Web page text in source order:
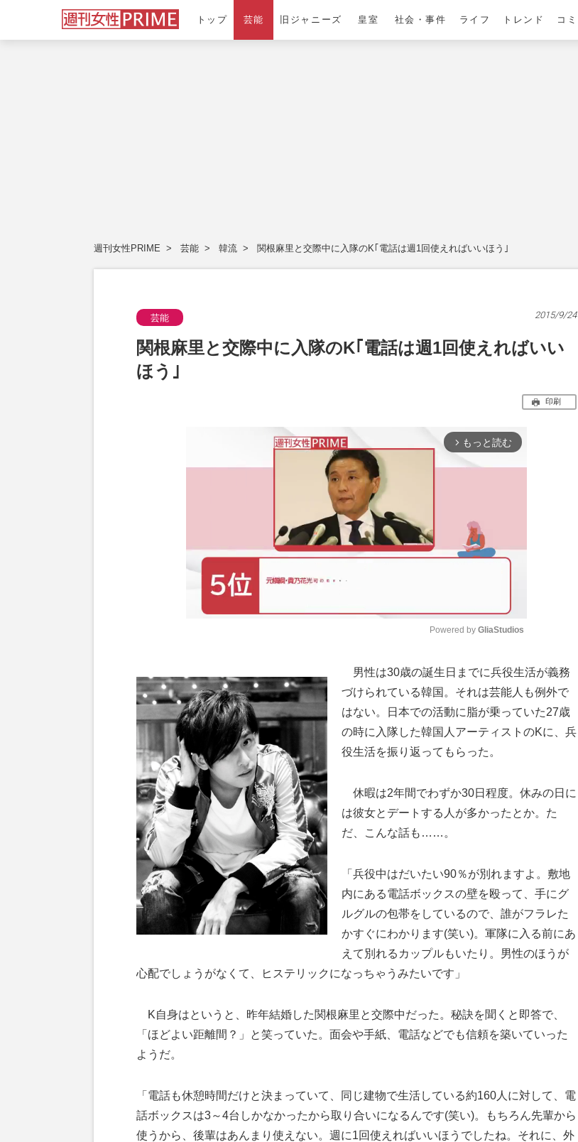
トップ 芸能 旧ジャニーズ 皇室 社会・事件 ライフ トレンド コ
週刊女性PRIME 芸能 韓流 関根麻里と交際中に入隊のK｢電話は週1回使えればいいほう｣
芸能 2015/9/24
関根麻里と交際中に入隊のK｢電話は週1回使えればいい
ほう｣
印刷
arrow_forward_ios もっと読む
M
u
t
e
Powered by GliaStudios
男性は30歳の誕生日までに兵役生活が義務
づけられている韓国。それは芸能人も例外で
はない。日本での活動に脂が乗っていた27歳
の時に入隊した韓国人アーティストのKに、兵
役生活を振り返ってもらった。
休暇は2年間でわずか30日程度。休みの日に
は彼女とデートする人が多かったとか。た
だ、こんな話も……。
「兵役中はだいたい90％が別れますよ。敷地
内にある電話ボックスの壁を殴って、手にグ
ルグルの包帯をしているので、誰がフラレた
かすぐにわかります(笑い)。軍隊に入る前にあ
えて別れるカップルもいたり。男性のほうが
心配でしょうがなくて、ヒステリックになっちゃうみたいです」
K自身はというと、昨年結婚した関根麻里と交際中だった。秘訣を聞くと即答で、
「ほどよい距離間？」と笑っていた。面会や手紙、電話などでも信頼を築いていった
ようだ。
「電話も休憩時間だけと決まっていて、同じ建物で生活している約160人に対して、電
話ボックスは3～4台しかなかったから取り合いになるんです(笑い)。もちろん先輩から
使うから、後輩はあんまり使えない。週に1回使えればいいほうでしたね。それに、外